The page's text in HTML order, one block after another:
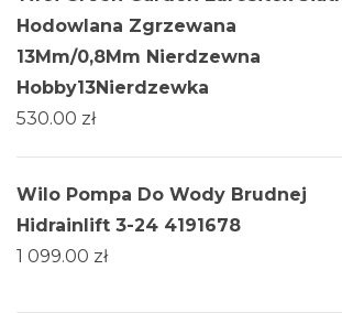
Hodowlana Zgrzewana
13Mm/0,8Mm Nierdzewna
Hobby13Nierdzewka
530.00 zł
Wilo Pompa Do Wody Brudnej
Hidrainlift 3-24 4191678
1 099.00 zł